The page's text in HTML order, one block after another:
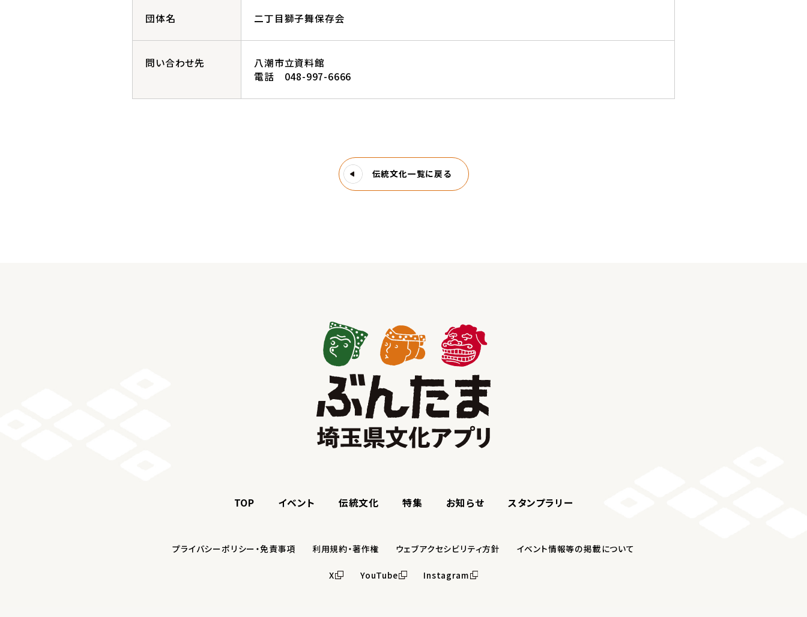
団体名 二丁目獅子舞保存会
問い合わせ先
八潮市立資料館
電話 048-997-6666
伝統文化一覧に戻る
TOP イベント 伝統文化 特集 お知らせ スタンプラリー
プライバシーポリシー・免責事項 利用規約・著作権 ウェブアクセシビリティ方針 イベント情報等の掲載について
X YouTube Instagram